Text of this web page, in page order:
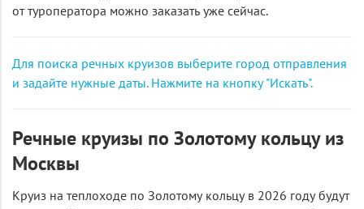
от туроператора можно заказать уже сейчас.
Для поиска речных круизов выберите город отправления
и задайте нужные даты. Нажмите на кнопку "Искать".
Речные круизы по Золотому кольцу из
Москвы
Круиз на теплоходе по Золотому кольцу в 2026 году будут